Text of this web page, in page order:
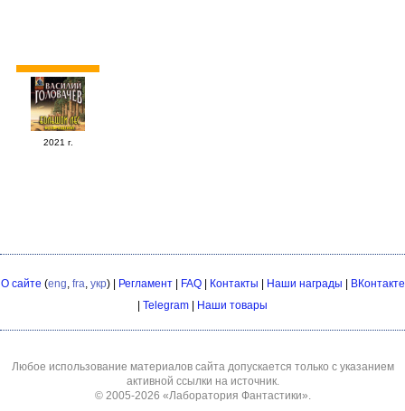
2021 г.
О сайте (eng, fra, укр) | Регламент| FAQ| Контакты Наши награды
ВКонтакте
Telegram Наши товары
Любое использование материалов сайта допускается только с указанием
активной ссылки на источник.
© 2005-2026 «Лаборатория Фантастики».